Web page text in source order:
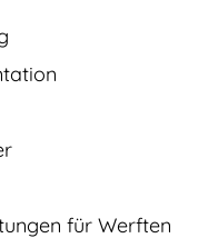
für Werften